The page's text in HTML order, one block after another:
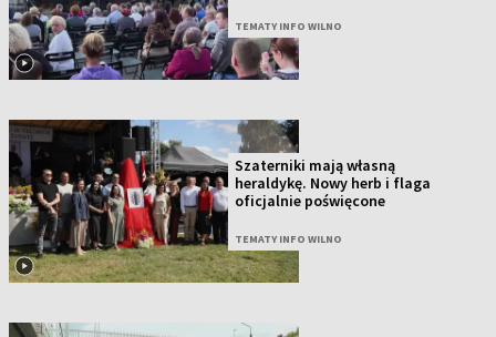
TEMATY INFO WILNO
Szaterniki mają własną
heraldykę. Nowy herb i flaga
oficjalnie poświęcone
TEMATY INFO WILNO